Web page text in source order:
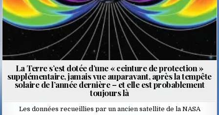
La Terre s’est dotée d’une « ceinture de protection »
supplémentaire, jamais vue auparavant, après la tempête
solaire de l’année dernière – et elle est probablement
toujours là
Les données recueillies par un ancien satellite de la NASA